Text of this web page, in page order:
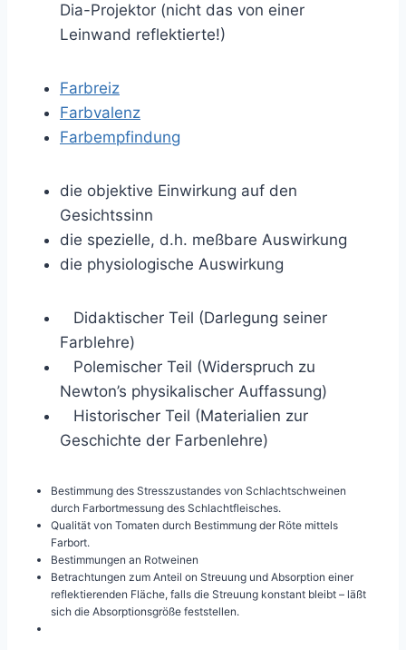
Dia-Projektor (nicht das von einer
Leinwand reflektierte!)
Farbreiz
Farbvalenz
Farbempfindung
die objektive Einwirkung auf den
Gesichtssinn
die spezielle, d.h. meßbare Auswirkung
die physiologische Auswirkung
Didaktischer Teil (Darlegung seiner
Farblehre)
Polemischer Teil (Widerspruch zu
Newton’s physikalischer Auffassung)
Historischer Teil (Materialien zur
Geschichte der Farbenlehre)
Bestimmung des Stresszustandes von Schlachtschweinen
durch Farbortmessung des Schlachtfleisches.
Qualität von Tomaten durch Bestimmung der Röte mittels
Farbort.
Bestimmungen an Rotweinen
Betrachtungen zum Anteil on Streuung und Absorption einer
reflektierenden Fläche, falls die Streuung konstant bleibt – läßt
sich die Absorptionsgröße feststellen.